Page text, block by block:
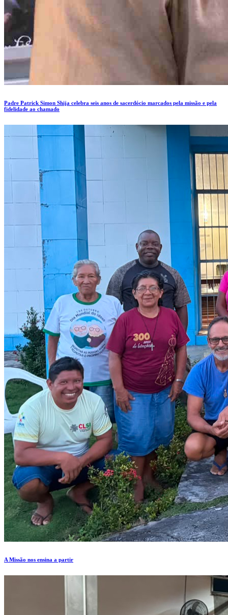
Padre Patrick Simon Shija celebra seis anos de sacerdócio marcados pela missão e pela
fidelidade ao chamado
A Missão nos ensina a partir